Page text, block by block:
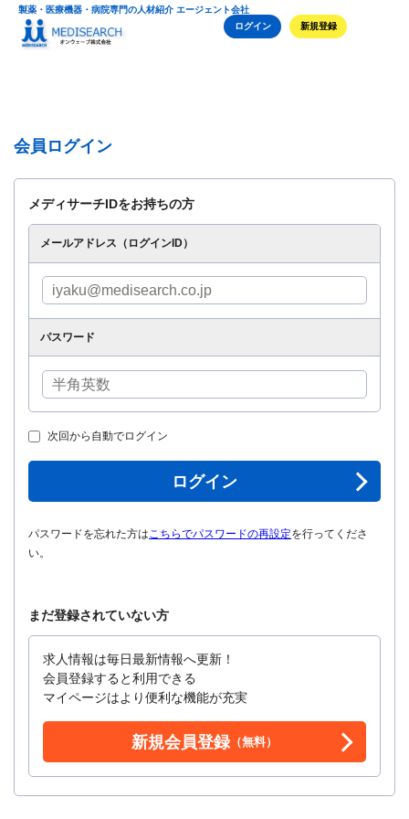
製薬・医療機器・病院専門の人材紹介 エージェント会社
ログイン
新規登録
会員ログイン
メディサーチIDをお持ちの方
メールアドレス（ログインID）
パスワード
次回から自動でログイン
ログイン
パスワードを忘れた方はこちらでパスワードの再設定を行ってくださ
い。
まだ登録されていない方
求人情報は毎日最新情報へ更新！
会員登録すると利用できる
マイページはより便利な機能が充実
新規会員登録（無料）